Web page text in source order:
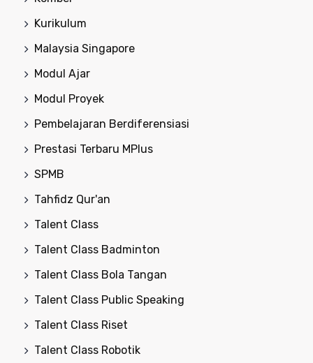
Kurikulum
Malaysia Singapore
Modul Ajar
Modul Proyek
Pembelajaran Berdiferensiasi
Prestasi Terbaru MPlus
SPMB
Tahfidz Qur'an
Talent Class
Talent Class Badminton
Talent Class Bola Tangan
Talent Class Public Speaking
Talent Class Riset
Talent Class Robotik